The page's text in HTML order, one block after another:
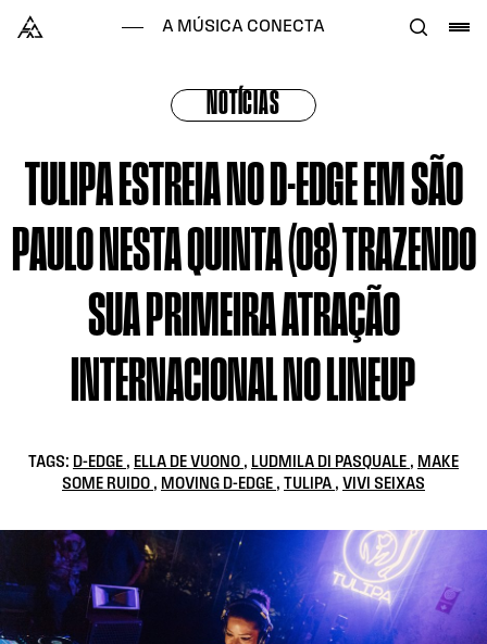
Alataj
A MÚSICA CONECTA
NOTÍCIAS
TULIPA ESTREIA NO D-EDGE EM SÃO
PAULO NESTA QUINTA (08) TRAZENDO
SUA PRIMEIRA ATRAÇÃO
INTERNACIONAL NO LINEUP
TAGS: D-EDGE , ELLA DE VUONO , LUDMILA DI PASQUALE , MAKE
SOME RUIDO , MOVING D-EDGE , TULIPA , VIVI SEIXAS